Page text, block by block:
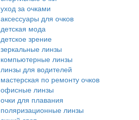
уход за очками
аксессуары для очков
детская мода
детское зрение
зеркальные линзы
компьютерные линзы
линзы для водителей
мастерская по ремонту очков
офисные линзы
очки для плавания
поляризационные линзы